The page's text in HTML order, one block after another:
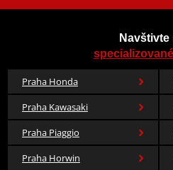
Navštivte
Praha Honda
Praha Kawasaki
Praha Piaggio
Praha Horwin